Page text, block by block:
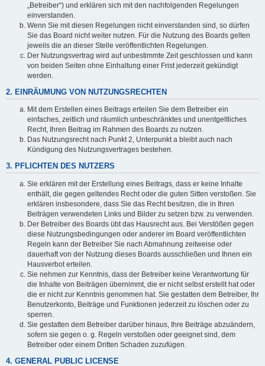
„Betreiber“) und erklären sich mit den nachfolgenden Regelungen
einverstanden.
Wenn Sie mit diesen Regelungen nicht einverstanden sind, so dürfen
Sie das Board nicht weiter nutzen. Für die Nutzung des Boards gelten
jeweils die an dieser Stelle veröffentlichten Regelungen.
Der Nutzungsvertrag wird auf unbestimmte Zeit geschlossen und kann
von beiden Seiten ohne Einhaltung einer Frist jederzeit gekündigt
werden.
2. EINRÄUMUNG VON NUTZUNGSRECHTEN
Mit dem Erstellen eines Beitrags erteilen Sie dem Betreiber ein
einfaches, zeitlich und räumlich unbeschränktes und unentgeltliches
Recht, Ihren Beitrag im Rahmen des Boards zu nutzen.
Das Nutzungsrecht nach Punkt 2, Unterpunkt a bleibt auch nach
Kündigung des Nutzungsvertrages bestehen.
3. PFLICHTEN DES NUTZERS
Sie erklären mit der Erstellung eines Beitrags, dass er keine Inhalte
enthält, die gegen geltendes Recht oder die guten Sitten verstoßen. Sie
erklären insbesondere, dass Sie das Recht besitzen, die in Ihren
Beiträgen verwendeten Links und Bilder zu setzen bzw. zu verwenden.
Der Betreiber des Boards übt das Hausrecht aus. Bei Verstößen gegen
diese Nutzungsbedingungen oder anderer im Board veröffentlichten
Regeln kann der Betreiber Sie nach Abmahnung zeitweise oder
dauerhaft von der Nutzung dieses Boards ausschließen und Ihnen ein
Hausverbot erteilen.
Sie nehmen zur Kenntnis, dass der Betreiber keine Verantwortung für
die Inhalte von Beiträgen übernimmt, die er nicht selbst erstellt hat oder
die er nicht zur Kenntnis genommen hat. Sie gestatten dem Betreiber, Ihr
Benutzerkonto, Beiträge und Funktionen jederzeit zu löschen oder zu
sperren.
Sie gestatten dem Betreiber darüber hinaus, Ihre Beiträge abzuändern,
sofern sie gegen o. g. Regeln verstoßen oder geeignet sind, dem
Betreiber oder einem Dritten Schaden zuzufügen.
4. GENERAL PUBLIC LICENSE